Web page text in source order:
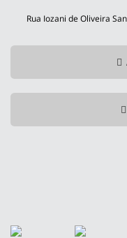
Rua Iozani de Oliveira